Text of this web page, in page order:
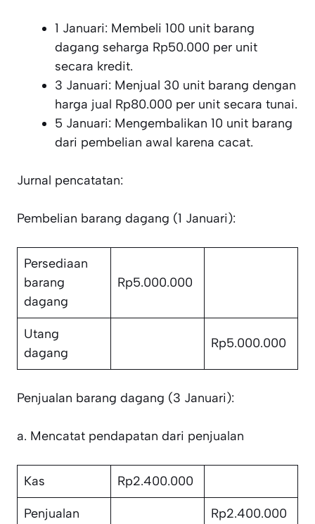
1 Januari: Membeli 100 unit barang
dagang seharga Rp50.000 per unit
secara kredit.
3 Januari: Menjual 30 unit barang dengan
harga jual Rp80.000 per unit secara tunai.
5 Januari: Mengembalikan 10 unit barang
dari pembelian awal karena cacat.
Jurnal pencatatan:
Pembelian barang dagang (1 Januari):
Persediaan
barang
dagang
Rp5.000.000
Utang
dagang
Rp5.000.000
Penjualan barang dagang (3 Januari):
a. Mencatat pendapatan dari penjualan
Kas Rp2.400.000
Penjualan Rp2.400.000